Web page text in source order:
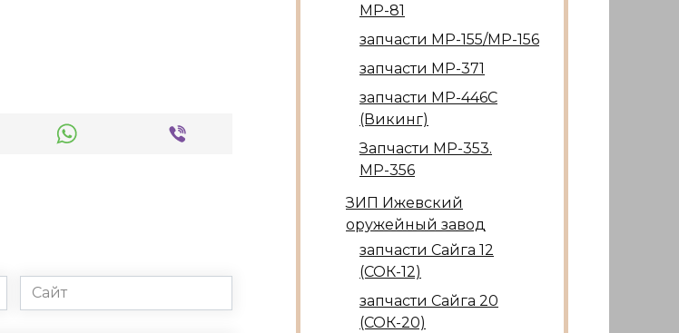
Сайт
МР-81
запчасти МР-155/МР-156
запчасти МР-371
запчасти МР-446С
(Викинг)
Запчасти МР-353.
МР-356
ЗИП Ижевский
оружейный завод
запчасти Сайга 12
(СОК-12)
запчасти Сайга 20
(СОК-20)